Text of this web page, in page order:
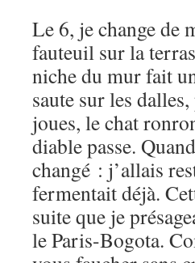
Le 6, je change de
fauteuil sur la
niche du mur fait
saute sur les
joues, le chat
diable passe.
changé : j’allais
fermentait déjà.
suite que je
le Paris-Bogota.